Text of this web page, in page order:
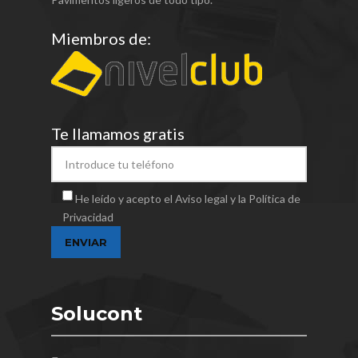
Miembros de:
Te llamamos gratis
He leído y acepto el Aviso legal y la Política de
Privacidad
Solucont